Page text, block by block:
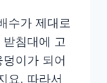
수가 제대로
침대에 고
이가 되어
요. 따라서